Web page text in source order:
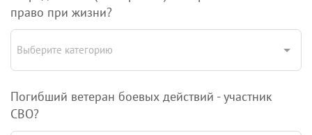
право при жизни?
Выберите категорию
Погибший ветеран боевых действий - участник
СВО?